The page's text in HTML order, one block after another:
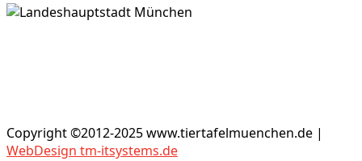
Copyright ©2012-2025 www.tiertafelmuenchen.de |
WebDesign tm-itsystems.de